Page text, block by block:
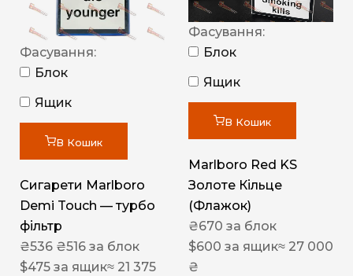
Фасування:
Блок
Ящик
В Кошик
Сигарети Marlboro
Demi Touch — турбо
фільтр
₴536 ₴516 за блок
$475 за ящик≈ 21 375
Фасування:
Блок
Ящик
В Кошик
Marlboro Red KS
Золоте Кільце
(Флажок)
₴670 за блок
$600 за ящик≈ 27 000
₴